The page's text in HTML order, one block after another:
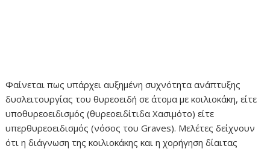
Φαίνεται πως υπάρχει αυξημένη συχνότητα ανάπτυξης
δυσλειτουργίας του θυρεοειδή σε άτομα με κοιλιοκάκη, είτε
υποθυρεοειδισμός (θυρεοειδίτιδα Χασιμότο) είτε
υπερθυρεοειδισμός (νόσος του Graves). Μελέτες δείχνουν
ότι η διάγνωση της κοιλιοκάκης και η χορήγηση δίαιτας